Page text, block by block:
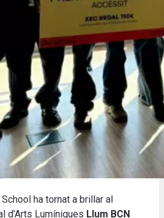
School ha tornat a brillar al
d’Arts Lumíniques Llum BCN